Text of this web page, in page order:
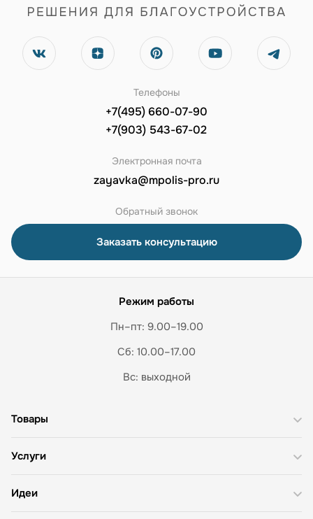
Телефоны
+7(495) 660-07-90
+7(903) 543-67-02
Электронная почта
zayavka@mpolis-pro.ru
Обратный звонок
Заказать консультацию
Режим работы
Пн–пт: 9.00–19.00
Сб: 10.00–17.00
Вс: выходной
Товары
Услуги
Идеи